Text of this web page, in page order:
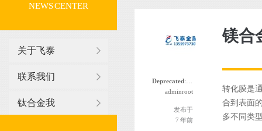
NEWS CENTER
关于飞泰
联系我们
钛合金我
Deprecated : 函数 the_author_nickname 自版本 2.8.0 起已
adminroot
发布于
7 年前
镁合
转化膜是
合到表面
多不同类